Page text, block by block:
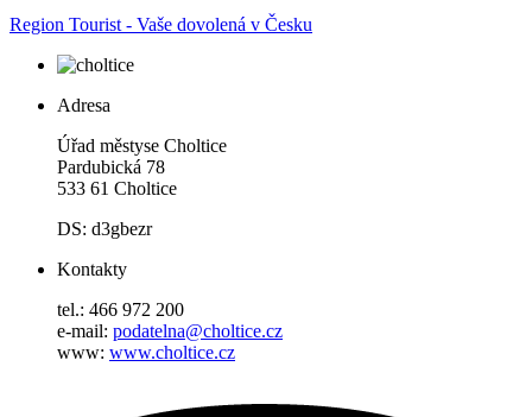
Region Tourist - Vaše dovolená v Česku
Adresa
Úřad městyse Choltice
Pardubická 78
533 61 Choltice
DS: d3gbezr
Kontakty
tel.: 466 972 200
e-mail: podatelna@choltice.cz
www: www.choltice.cz